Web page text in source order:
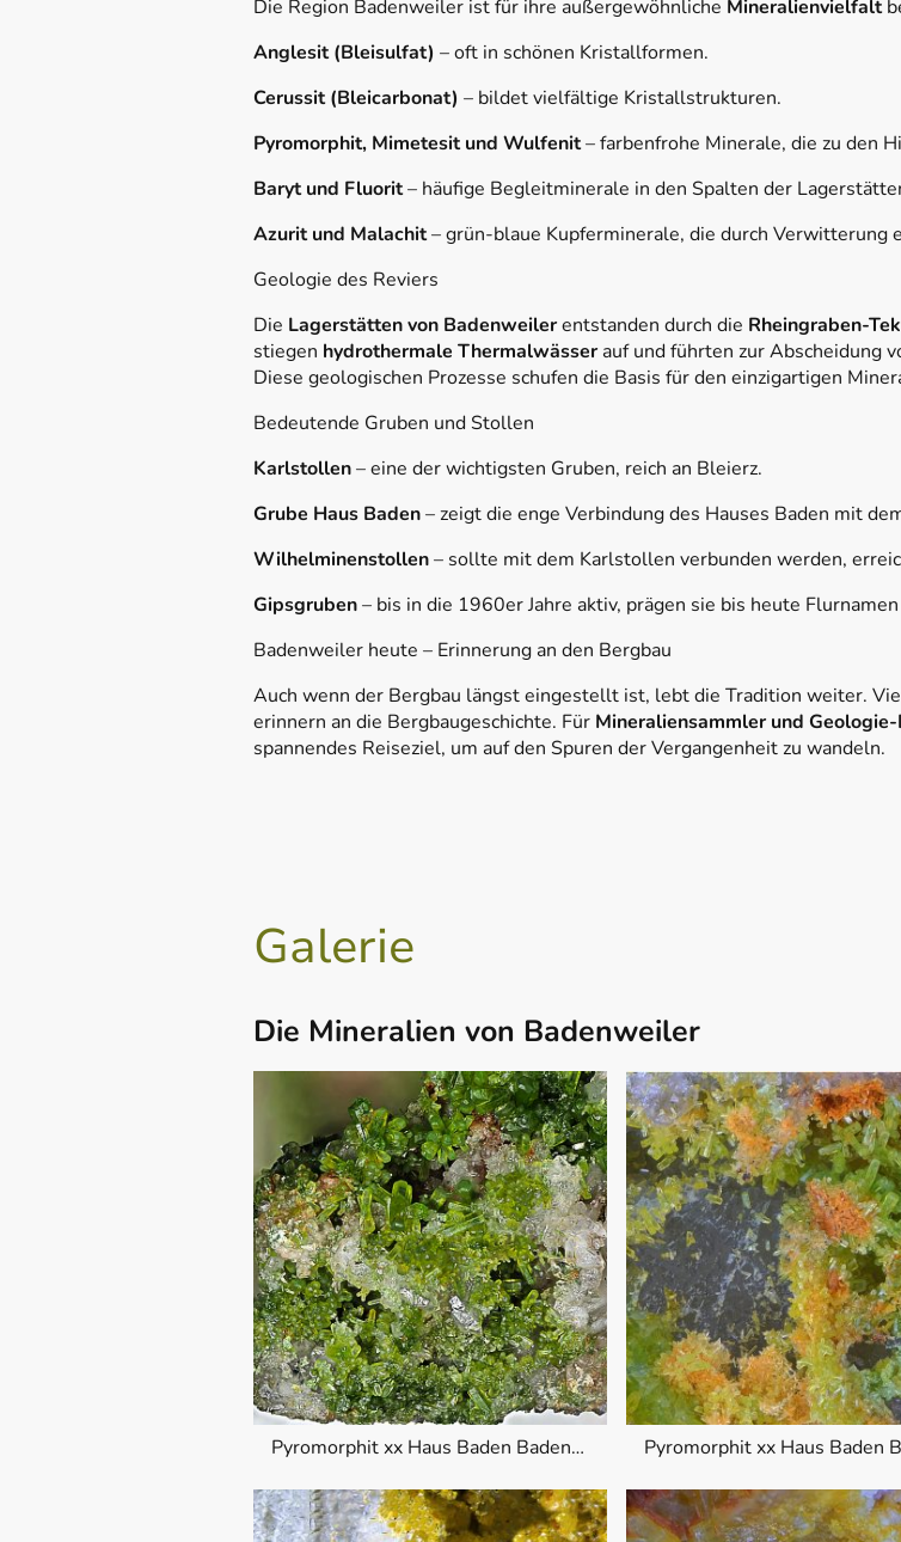
Die Region Badenweiler ist für ihre außergewöhnliche Mineralienvielfalt
Anglesit (Bleisulfat) – oft in schönen Kristallformen.
Cerussit (Bleicarbonat) – bildet vielfältige Kristallstrukturen.
Pyromorphit, Mimetesit und Wulfenit– farbenfrohe Minerale, die zu den
Baryt und Fluorit– häufige Begleitminerale in den Spalten der
Azurit und Malachit– grün-blaue Kupferminerale, die durch Verwitterung
Geologie des Reviers
Die Lagerstätten von Badenweilerentstanden durch die Rheingraben-
stiegen hydrothermale Thermalwässer auf und führten zur Abscheidung
Diese geologischen Prozesse schufen die Basis für den einzigartigen
Bedeutende Gruben und Stollen
Karlstollen– eine der wichtigsten Gruben, reich an Bleierz.
Grube Haus Baden– zeigt die enge Verbindung des Hauses Baden mit
Wilhelminenstollen– sollte mit dem Karlstollen verbunden werden,
Gipsgruben– bis in die 1960er Jahre aktiv, prägen sie bis heute
Badenweiler heute – Erinnerung an den Bergbau
Auch wenn der Bergbau längst eingestellt ist, lebt die Tradition weiter.
erinnern an die Bergbaugeschichte. Für Mineraliensammler und
spannendes Reiseziel, um auf den Spuren der Vergangenheit zu wandeln.
Galerie
Die Mineralien von Badenweiler
Pyromorphit xx Haus Baden Badenweiler